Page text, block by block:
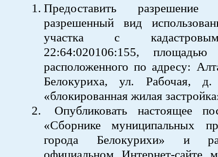
Предоставить
разрешенный вид
участка с
22:64:020106:155,
расположенного по адресу:
Белокуриха, ул.
«блокированная жилая
Опубликовать настоящее
«Сборнике муниципальных
города Белокурихи» и